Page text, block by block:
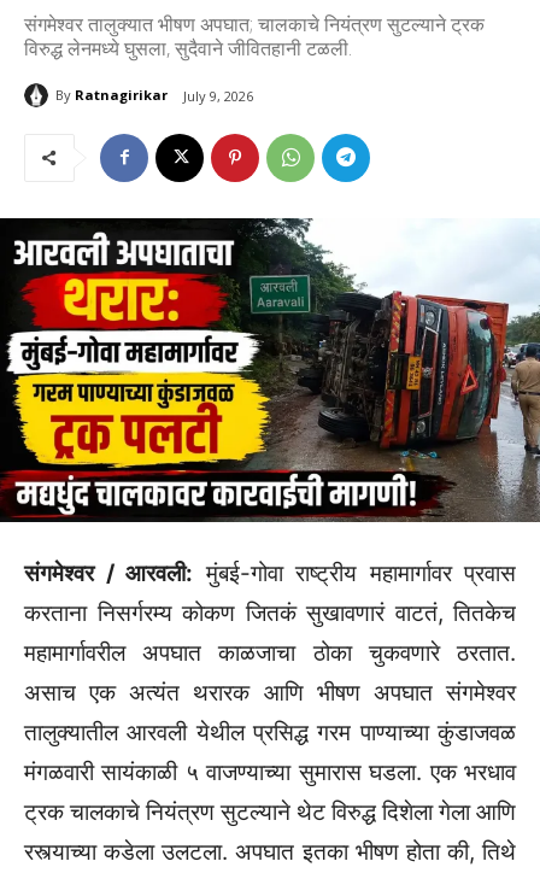
संगमेश्वर तालुक्यात भीषण अपघात; चालकाचे नियंत्रण सुटल्याने ट्रक
विरुद्ध लेनमध्ये घुसला, सुदैवाने जीवितहानी टळली.
By Ratnagirikar July 9, 2026
संगमेश्वर / आरवली: मुंबई-गोवा राष्ट्रीय महामार्गावर प्रवास
करताना निसर्गरम्य कोकण जितकं सुखावणारं वाटतं, तितकेच
महामार्गावरील अपघात काळजाचा ठोका चुकवणारे ठरतात.
असाच एक अत्यंत थरारक आणि भीषण अपघात संगमेश्वर
तालुक्यातील आरवली येथील प्रसिद्ध गरम पाण्याच्या कुंडाजवळ
मंगळवारी सायंकाळी ५ वाजण्याच्या सुमारास घडला. एक भरधाव
ट्रक चालकाचे नियंत्रण सुटल्याने थेट विरुद्ध दिशेला गेला आणि
रस्त्याच्या कडेला उलटला. अपघात इतका भीषण होता की, तिथे